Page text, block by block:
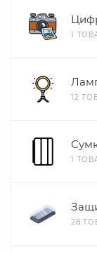
1
12
1
28